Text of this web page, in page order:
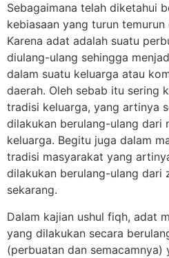
Sebagaimana telah diketahui
kebiasaan yang turun
Karena adat adalah suatu
diulang-ulang sehingga
dalam suatu keluarga atau
daerah. Oleh sebab itu sering
tradisi keluarga, yang artinya
dilakukan berulang-ulang dari
keluarga. Begitu juga dalam
tradisi masyarakat yang
dilakukan berulang-ulang dari
sekarang.
Dalam kajian ushul fiqh, adat
yang dilakukan secara
(perbuatan dan